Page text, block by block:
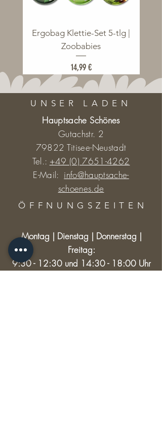
Ergobag Klettie-Set 5-tlg |
Zoobabies
Preis
14,99 €
UNSER LADEN
Hauptsache Schönes
Gutachstr. 2
79822 Titisee-Neustadt
Tel.: +49 (0) 7651-4262
E-Mail: info@hauptsache-
schoenes.de
ÖFFNUNGSZEITE N
Montag | Dienstag | Donnerstag |
Freitag:
9:30 - 12:30 und 14:30 - 18:00 Uhr